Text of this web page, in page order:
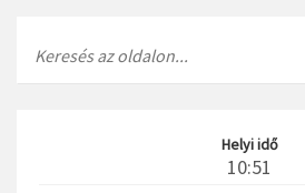
Helyi idő
10:51